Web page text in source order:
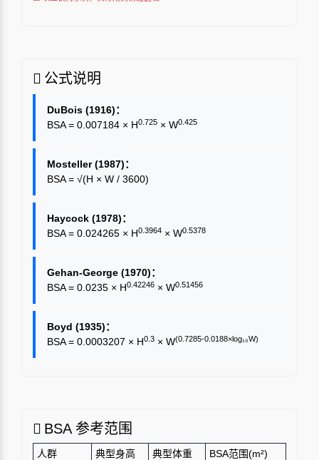
公式说明
DuBois (1916)：
BSA = 0.007184 × H0.725 × W0.425
Mosteller (1987)：
BSA = √(H × W / 3600)
Haycock (1978)：
BSA = 0.024265 × H0.3964 × W0.5378
Gehan-George (1970)：
BSA = 0.0235 × H0.42246 × W0.51456
Boyd (1935)：
BSA = 0.0003207 × H0.3 × W(0.7285-0.0188×log₁₀W)
BSA 参考范围
人群 典型身高 典型体重
BSA范围(m²)